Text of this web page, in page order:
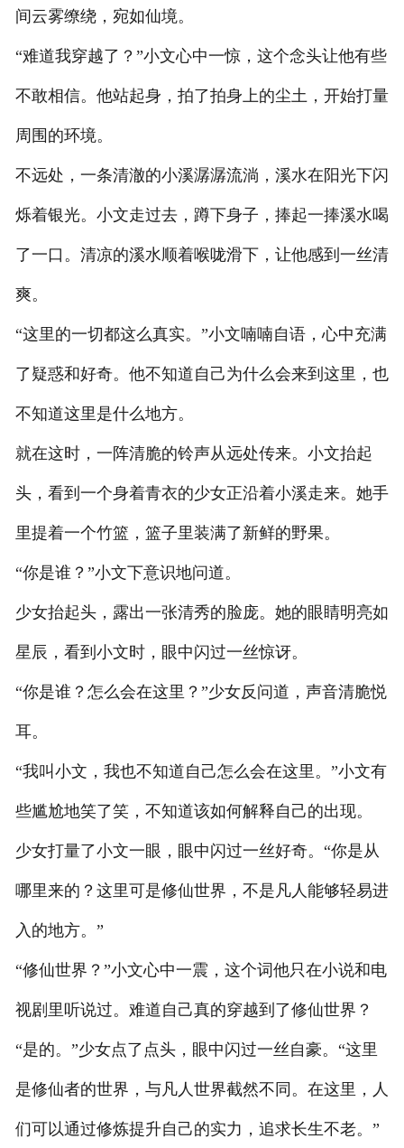
间云雾缭绕，宛如仙境。
“难道我穿越了？”小文心中一惊，这个念头让他有些
不敢相信。他站起身，拍了拍身上的尘土，开始打量
周围的环境。
不远处，一条清澈的小溪潺潺流淌，溪水在阳光下闪
烁着银光。小文走过去，蹲下身子，捧起一捧溪水喝
了一口。清凉的溪水顺着喉咙滑下，让他感到一丝清
爽。
“这里的一切都这么真实。”小文喃喃自语，心中充满
了疑惑和好奇。他不知道自己为什么会来到这里，也
不知道这里是什么地方。
就在这时，一阵清脆的铃声从远处传来。小文抬起
头，看到一个身着青衣的少女正沿着小溪走来。她手
里提着一个竹篮，篮子里装满了新鲜的野果。
“你是谁？”小文下意识地问道。
少女抬起头，露出一张清秀的脸庞。她的眼睛明亮如
星辰，看到小文时，眼中闪过一丝惊讶。
“你是谁？怎么会在这里？”少女反问道，声音清脆悦
耳。
“我叫小文，我也不知道自己怎么会在这里。”小文有
些尴尬地笑了笑，不知道该如何解释自己的出现。
少女打量了小文一眼，眼中闪过一丝好奇。“你是从
哪里来的？这里可是修仙世界，不是凡人能够轻易进
入的地方。”
“修仙世界？”小文心中一震，这个词他只在小说和电
视剧里听说过。难道自己真的穿越到了修仙世界？
“是的。”少女点了点头，眼中闪过一丝自豪。“这里
是修仙者的世界，与凡人世界截然不同。在这里，人
们可以通过修炼提升自己的实力，追求长生不老。”